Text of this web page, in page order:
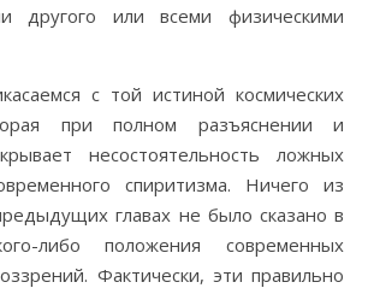
другого или всеми физическими
с той истиной космических
при полном разъяснении и
несостоятельность ложных
спиритизма. Ничего из
главах не было сказано в
либо положения современных
Фактически, эти правильно